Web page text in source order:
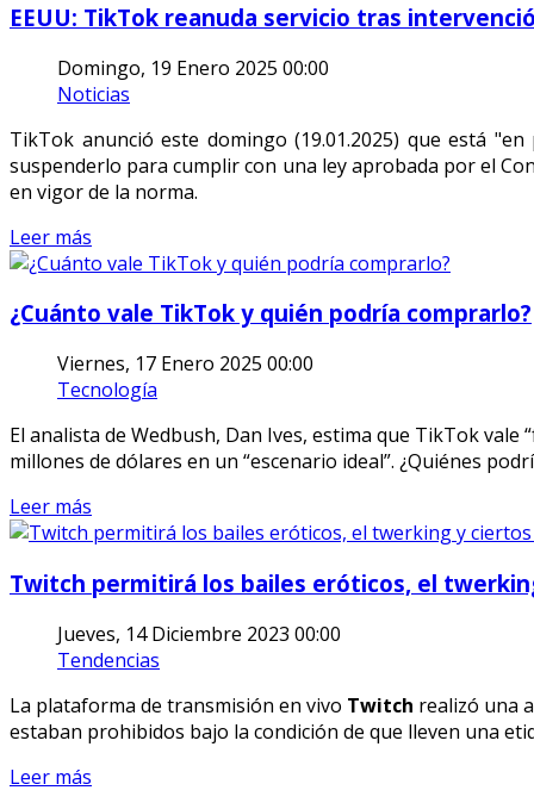
EEUU: TikTok reanuda servicio tras
Domingo, 19 Enero 2025 00:00
Noticias
TikTok anunció este domingo (19.01.2025) que está
suspenderlo para cumplir con una ley aprobada por el
en vigor de la norma.
Leer más
¿Cuánto vale TikTok y quién podría comprarlo?
Viernes, 17 Enero 2025 00:00
Tecnología
El analista de Wedbush, Dan Ives, estima que TikTok
millones de dólares en un “escenario ideal”. ¿Quiénes
Leer más
Twitch permitirá los bailes eróticos, el
Jueves, 14 Diciembre 2023 00:00
Tendencias
La plataforma de transmisión en vivo Twitch realizó una
estaban prohibidos bajo la condición de que lleven una
Leer más